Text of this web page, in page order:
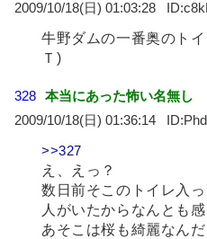
2009/10/18(日) 01:03:28
牛野ダムの一番奥のト
Ｔ)
328 本当にあった怖い名無し
2009/10/18(日) 01:36:14
>>327
え、えっ？
数日前そこのトイレ入
人がいたからなんとも
あそこは桜も綺麗なん